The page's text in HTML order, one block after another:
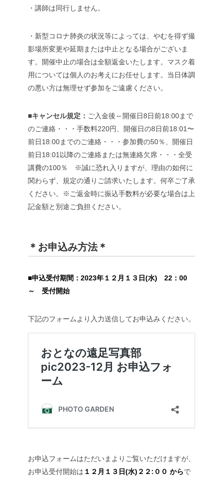
・講師は同行しません。
・新型コロナ肺炎の状況等によっては、やむを得ず撮
影場所変更や延期または中止となる場合がございま
す。開催中止の場合は全額返金いたします。マスク着
用については個人のお考えにお任せします。当日体調
の悪い方は無理せず参加をご遠慮ください。
■キャンセル規定： ご入金後～開催日8日前18:00まで
のご連絡・・・手数料220円、開催日の8日前18:01〜
前日18:00までのご連絡・・・参加費の50％、開催日
前日18:01以降のご連絡または無連絡欠席・・・全受
講費の100％ ※誠に恐れ入りますが、理由の如何に
関わらず、規定の通りご請求いたします。何卒ご了承
ください。※ご返金時に振込手数料が必要な場合は上
記金額と別途ご負担ください。
＊お申込み方法＊
■申込受付期間：2023年１２月１３日(水) 22：00
～ 受付開始
下記のフォームより入力送信してお申込みください。
お申込フォームはただいまよりご覧いただけますが、
お申込受付開始は １２月１３日(水) ２２:００ からで